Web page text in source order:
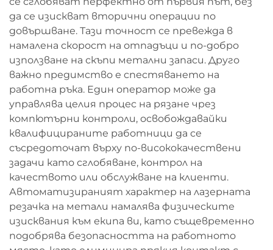
да се изискват вторични операции по
довършване. Тази точност се превежда в
намалена скорост на отпадъци и по-добро
използване на скъпи метални запаси. Друго
важно предимство е спестяването на
работна ръка. Един оператор може да
управлява целия процес на рязане чрез
компютърни контроли, освобождавайки
квалифицираните работници да се
съсредоточат върху по-висококачествени
задачи като сглобяване, контрол на
качеството или обслужване на клиенти.
Автоматизираният характер на лазерната
резачка на метали намалява физическите
изисквания към екипа ви, като същевременно
подобрява безопасността на работното